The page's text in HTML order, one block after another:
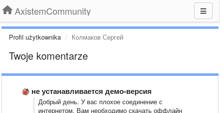
AxistemCommunity
Profil użytkownika Колмаков Сергей
Twoje komentarze
не устанавливается демо-версия
Добрый день. У вас плохое соединение с
интернетом. Вам необходимо скачать оффлайн